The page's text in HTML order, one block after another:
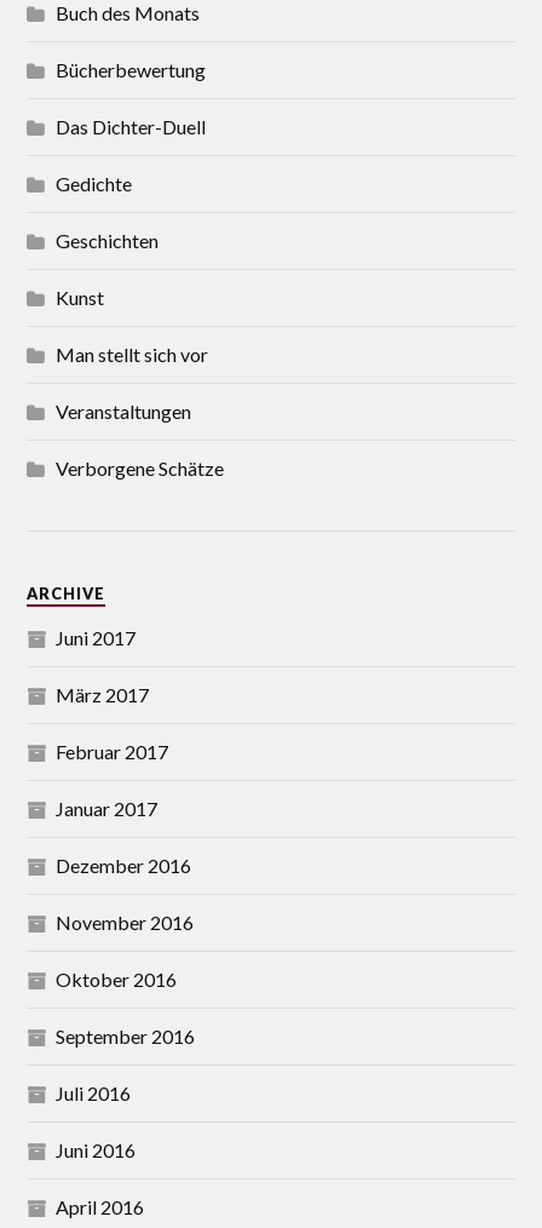
Buch des Monats
Bücherbewertung
Das Dichter-Duell
Gedichte
Geschichten
Kunst
Man stellt sich vor
Veranstaltungen
Verborgene Schätze
ARCHIVE
Juni 2017
März 2017
Februar 2017
Januar 2017
Dezember 2016
November 2016
Oktober 2016
September 2016
Juli 2016
Juni 2016
April 2016